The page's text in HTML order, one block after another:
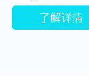
了解详情